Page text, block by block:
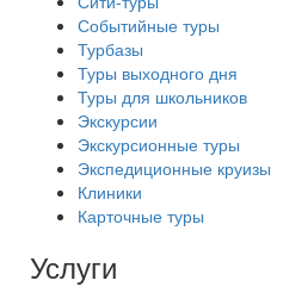
Событийные туры
Турбазы
Туры выходного дня
Туры для школьников
Экскурсии
Экскурсионные туры
Экспедиционные круизы
Клиники
Карточные туры
Услуги